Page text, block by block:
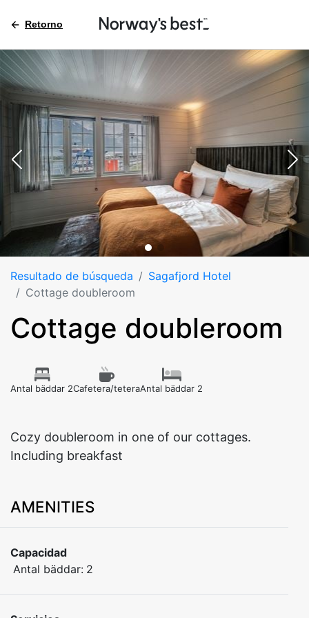
Retorno
Resultado de búsqueda
Sagafjord Hotel
Cottage doubleroom
Cottage doubleroom
Antal bäddar 2Cafetera/teteraAntal bäddar 2
Cozy doubleroom in one of our cottages.
Including breakfast
AMENITIES
Capacidad
Antal bäddar: 2